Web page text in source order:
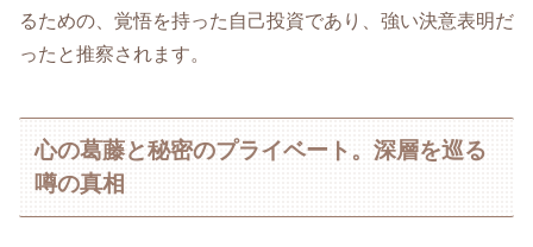
るための、覚悟を持った自己投資であり、強い決意表明だ
ったと推察されます。
心の葛藤と秘密のプライベート。深層を巡る
噂の真相